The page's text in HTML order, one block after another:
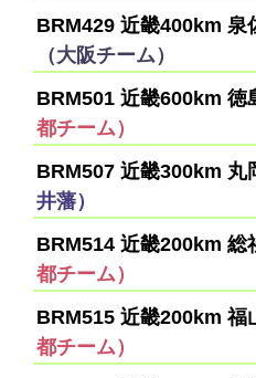
BRM429 近畿400km 泉
（大阪チーム）
BRM501 近畿600km 徳
都チーム）
BRM507 近畿300km 丸
井藩）
BRM514 近畿200km 総
都チーム）
BRM515 近畿200km 福
都チーム）